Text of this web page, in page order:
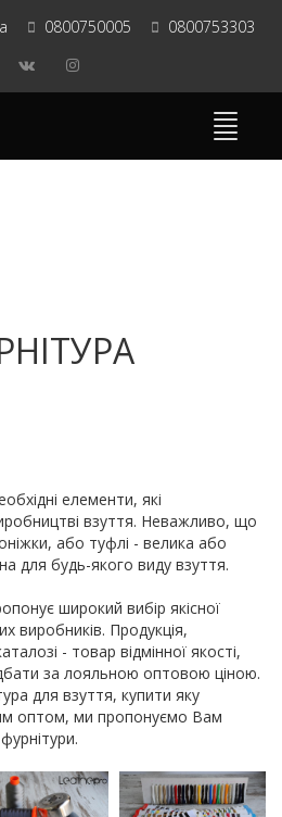
0800750005 0800753303
елементи, які
взуття. Неважливо, що
або туфлі - велика або
для будь-якого виду взуття.
широкий вибір якісної
виробників. Продукція,
- товар відмінної якості,
за лояльною оптовою ціною.
для взуття, купити яку
оптом, ми пропонуємо Вам